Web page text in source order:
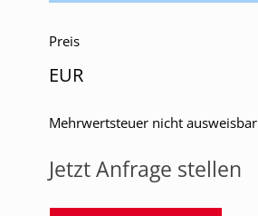
Preis
EUR
Mehrwertsteuer nicht ausweisbar
Jetzt Anfrage stellen